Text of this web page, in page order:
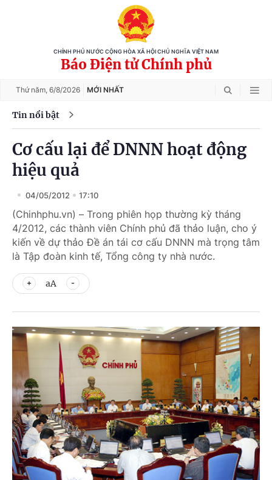
CHÍNH PHỦ NƯỚC CỘNG HÒA XÃ HỘI CHỦ NGHĨA VIỆT NAM
Báo Điện tử Chính phủ
Thứ năm, 6/8/2026 MỚI NHẤT
Tin nổi bật
Cơ cấu lại để DNNN hoạt động
hiệu quả
04/05/2012 17:10
(Chinhphu.vn) – Trong phiên họp thường kỳ tháng
4/2012, các thành viên Chính phủ đã thảo luận, cho ý
kiến về dự thảo Đề án tái cơ cấu DNNN mà trọng tâm
là Tập đoàn kinh tế, Tổng công ty nhà nước.
aA